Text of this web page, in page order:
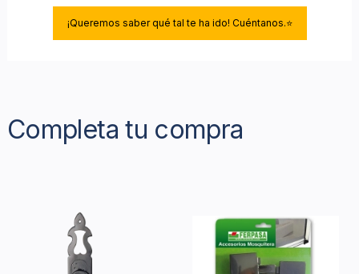
¡Queremos saber qué tal te ha ido! Cuéntanos.⭐
Completa tu compra